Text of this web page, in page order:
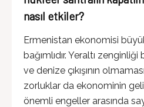
nasıl etkiler?
Ermenistan ekonomisi
bağımlıdır. Yeraltı
ve denize çıkışının
zorluklar da ekonominin
önemli engeller arasında